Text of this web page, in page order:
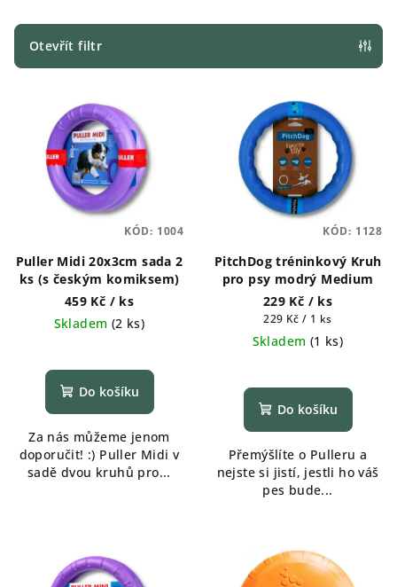
r
Otevřít filtr
oPuller Midi 20x3cm sada 2
ks (s českým komiksem)
459 Kč / ks
Skladem (2 ks)
Do košíku
Za nás můžeme jenom
doporučit! :) Puller Midi v
sadě dvou kruhů pro...
KÓD: 1004
PitchDog tréninkový Kruh
pro psy modrý Medium
229 Kč / ks
Měrná
cena:
229 Kč / 1 ks
Skladem (1 ks)
Do košíku
Přemýšlíte o Pulleru a
nejste si jistí, jestli ho váš
pes bude...
KÓD: 1128